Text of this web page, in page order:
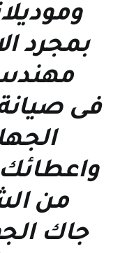
بمجرد
فى
من
جاك